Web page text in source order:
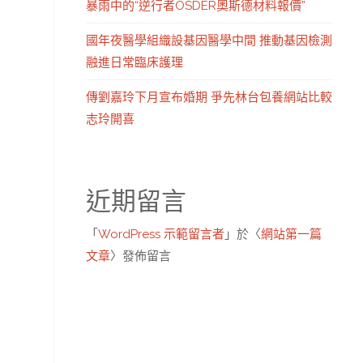
暴雨中的“逆行者OSDER奧斯德材料報價”
國年夜醫學組織設基因醫學中間 推動基因檢測
融進日常臨床護理
傳劉嘉玲下月宣布婚期 爭先林台包養網站比較
志玲開喜
近期留言
「 WordPress 示範留言者 」於〈網站第一篇
文章〉發佈留言